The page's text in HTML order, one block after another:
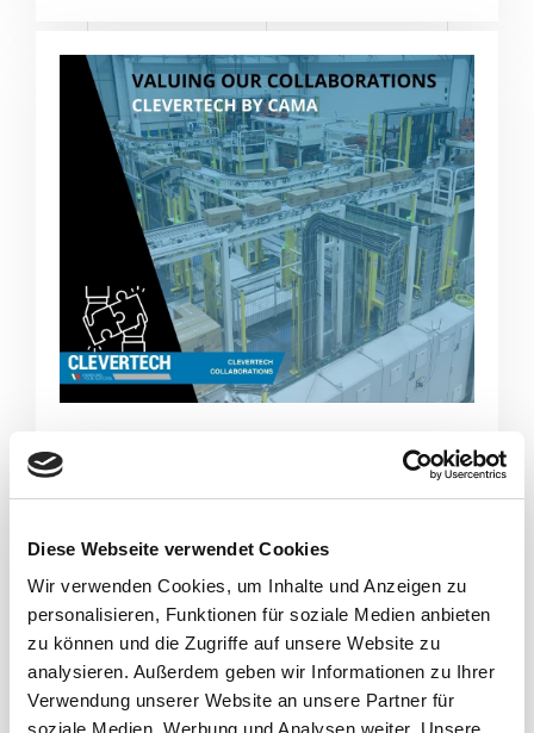
Diese Webseite verwendet Cookies
Wir verwenden Cookies, um Inhalte und Anzeigen zu
personalisieren, Funktionen für soziale Medien anbieten
zu können und die Zugriffe auf unsere Website zu
analysieren. Außerdem geben wir Informationen zu Ihrer
Verwendung unserer Website an unsere Partner für
soziale Medien, Werbung und Analysen weiter. Unsere
WIR SCHÄTZEN DIE
ZUSAMMENARBEIT MIT
Seit mehr als zehn Jahren arbeiten wir als
Clevertech Group aktiv mit einem der
wichtigsten Marktführer im Bereich der
Sekundärverpackung zusammen: der
Cama Group.